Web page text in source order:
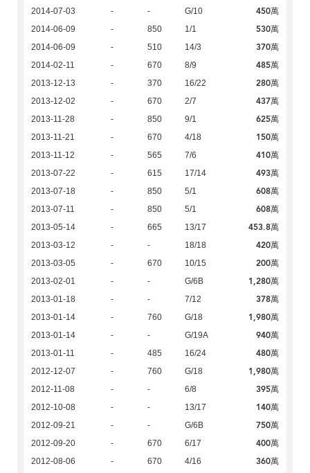
2014-07-03 - - G/10 450萬
2014-06-09 - 850 1/1 530萬
2014-06-09 - 510 14/3 370萬
2014-02-11 - 670 8/9 485萬
2013-12-13 - 370 16/22 280萬
2013-12-02 - 670 2/7 437萬
2013-11-28 - 850 9/1 625萬
2013-11-21 - 670 4/18 150萬
2013-11-12 - 565 7/6 410萬
2013-07-22 - 615 17/14 493萬
2013-07-18 - 850 5/1 608萬
2013-07-11 - 850 5/1 608萬
2013-05-14 - 665 13/17 453.8萬
2013-03-12 - - 18/18 420萬
2013-03-05 - 670 10/15 200萬
2013-02-01 - - G/6B 1,280萬
2013-01-18 - - 7/12 378萬
2013-01-14 - 760 G/18 1,980萬
2013-01-14 - - G/19A 940萬
2013-01-11 - 485 16/24 480萬
2012-12-07 - 760 G/18 1,980萬
2012-11-08 - - 6/8 395萬
2012-10-08 - - 13/17 140萬
2012-09-21 - - G/6B 750萬
2012-09-20 - 670 6/17 400萬
2012-08-06 - 670 4/16 360萬